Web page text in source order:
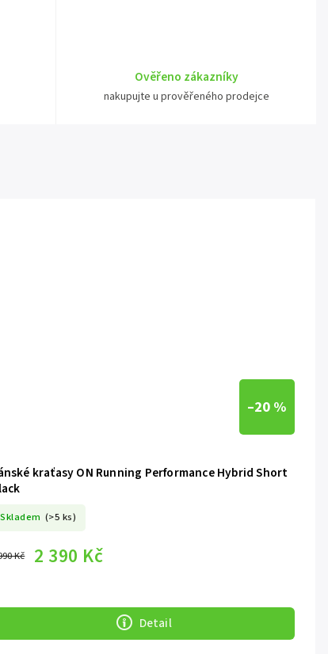
Ověřeno zákazníky
nakupujte u prověřeného prodejce
–20 %
kraťasy ON Running Performance Hybrid Short
Skladem (>5 ks)
Kč 2 390 Kč
Detail